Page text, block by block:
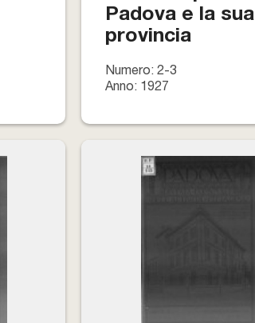
Padova e la sua
provincia
Numero: 2-3
Anno: 1927